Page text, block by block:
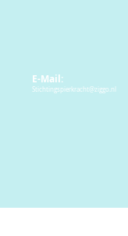
E-Mail:
Stichtingspierkracht@ziggo.nl